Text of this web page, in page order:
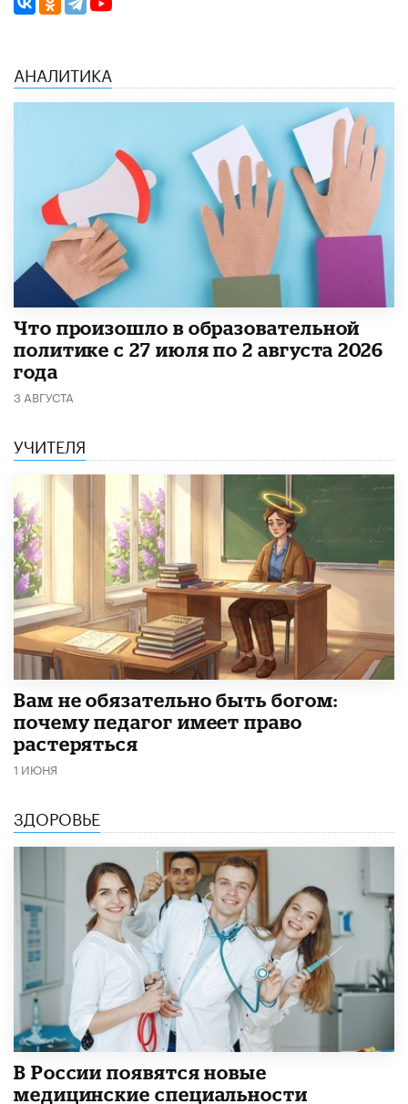
АНАЛИТИКА
​Что произошло в образовательной
политике с 27 июля по 2 августа 2026
года
3 АВГУСТА
УЧИТЕЛЯ
​Вам не обязательно быть богом:
почему педагог имеет право
растеряться
1 ИЮНЯ
ЗДОРОВЬЕ
В России появятся новые
медицинские специальности